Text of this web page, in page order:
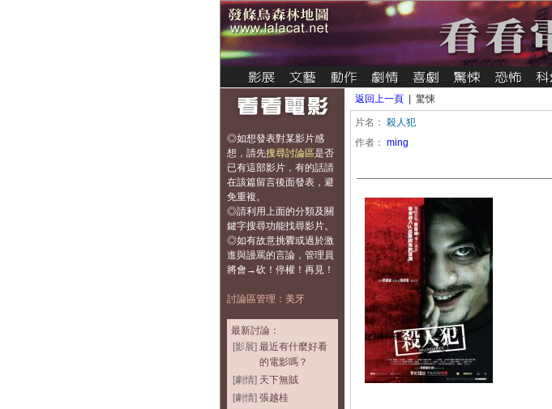
◎如想發表對某影片感
想， 請先搜尋討論區是否
已有這部影片，有的話請
在該篇留言後面發表，避
免重複。
◎請利用上面的分類及關
鍵字搜尋功能找尋影片。
◎如有故意挑釁或過於激
進與謾罵的言論，管理員
將會→砍！停權！再見！
討論區管理：美牙
最新討論：
[影展] 最近有什麼好看
的電影嗎？
[劇情] 天下無賊
[劇情] 張越桂
返回上一頁 | 驚悚
片名： 殺人犯
作者： ming